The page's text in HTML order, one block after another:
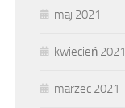
maj 2021
kwiecień 2021
marzec 2021